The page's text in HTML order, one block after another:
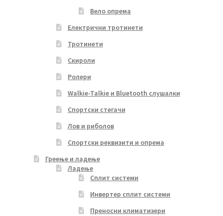
Вело опрема
Електрични тротинети
Тротинети
Скироли
Ролери
Walkie-Talkie и Bluetooth слушалки
Спортски стегачи
Лов и риболов
Спортски реквизити и опрема
Греење и ладење
Ладење
Сплит системи
Инвертер сплит системи
Преносни климатизери